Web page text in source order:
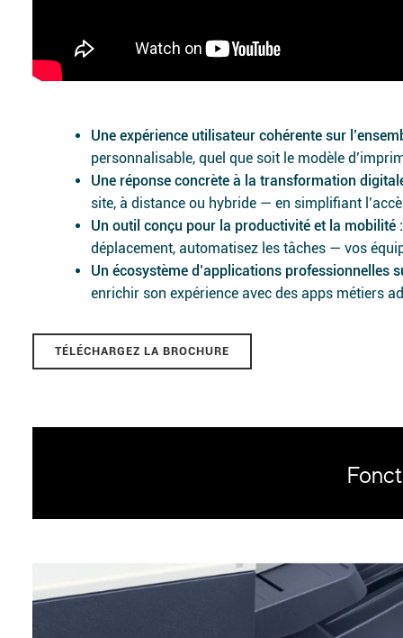
Une expérience utilisateur cohérente sur
personnalisable, quel que soit le modèle
Une réponse concrète à la transformation
site, à distance ou hybride — en simplifiant
Un outil conçu pour la productivité et la mobilité :
déplacement, automatisez les tâches — vos
Un écosystème d’applications professionnelles
enrichir son expérience avec des apps métiers
TÉLÉCHARGEZ LA BROCHURE